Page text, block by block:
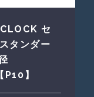
セ
タンダー
】